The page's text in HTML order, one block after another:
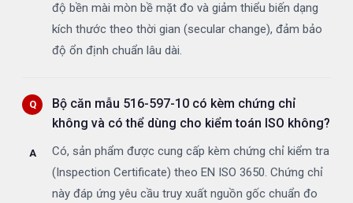
độ bền mài mòn bề mặt đo và giảm thiểu biến dạng
kích thước theo thời gian (secular change), đảm bảo
độ ổn định chuẩn lâu dài.
Bộ căn mẫu 516-597-10 có kèm chứng chỉ
không và có thể dùng cho kiểm toán ISO không?
Có, sản phẩm được cung cấp kèm chứng chỉ kiểm tra
(Inspection Certificate) theo EN ISO 3650. Chứng chỉ
này đáp ứng yêu cầu truy xuất nguồn gốc chuẩn đo